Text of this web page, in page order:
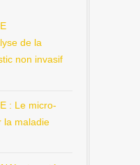
de la
non invasif
: Le micro-
la maladie